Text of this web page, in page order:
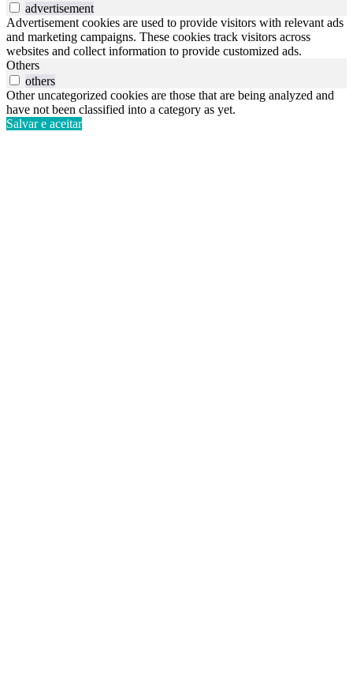
advertisement
Advertisement cookies are used to provide visitors with relevant ads
and marketing campaigns. These cookies track visitors across
websites and collect information to provide customized ads.
Others
others
Other uncategorized cookies are those that are being analyzed and
have not been classified into a category as yet.
Salvar e aceitar